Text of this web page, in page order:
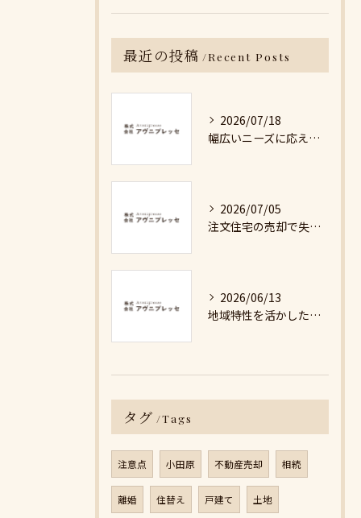
最近の投稿 Recent Posts
2026/07/18
幅広いニーズに応える不動産売却の現実と対策
2026/07/05
注文住宅の売却で失敗しないための詳細ガイド
2026/06/13
地域特性を活かした最適な不動産売却戦略の秘訣
タグ Tags
注意点 小田原 不動産売却 相続
離婚 住替え 戸建て 土地